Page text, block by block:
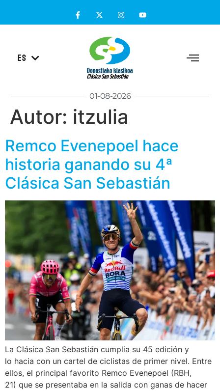
ES
EN
01-08-2026
Autor: itzulia
Remco Evenepoel hace
historia ganando su 4ª
Clásica San Sebastián
La Clásica San Sebastián cumplia su 45 edición y
lo hacia con un cartel de ciclistas de primer nivel. Entre
ellos, el principal favorito Remco Evenepoel (RBH,
21) que se presentaba en la salida con ganas de hacer